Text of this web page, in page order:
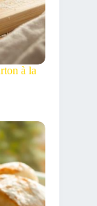
à la